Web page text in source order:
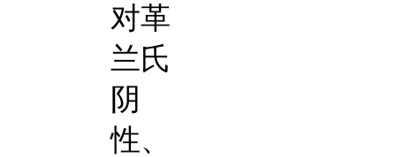
对革
兰氏
阴
性、